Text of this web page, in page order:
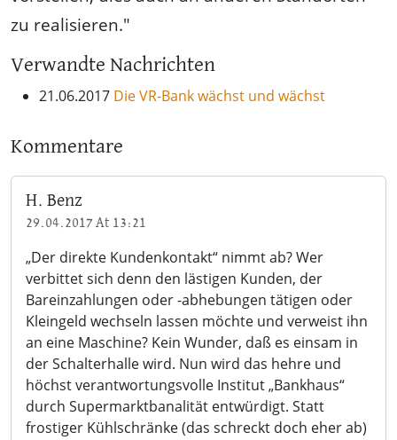
zu realisieren."
Verwandte Nachrichten
21.06.2017 Die VR-Bank wächst und wächst
Kommentare
H. Benz
29.04.2017 At 13:21
„Der direkte Kundenkontakt“ nimmt ab? Wer
verbittet sich denn den lästigen Kunden, der
Bareinzahlungen oder -abhebungen tätigen oder
Kleingeld wechseln lassen möchte und verweist ihn
an eine Maschine? Kein Wunder, daß es einsam in
der Schalterhalle wird. Nun wird das hehre und
höchst verantwortungsvolle Institut „Bankhaus“
durch Supermarktbanalität entwürdigt. Statt
frostiger Kühlschränke (das schreckt doch eher ab)